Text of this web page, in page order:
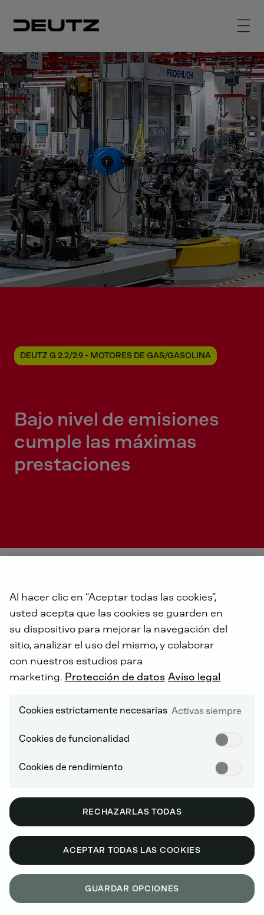
DEUTZ G 2.2/2.9 - MOTORES DE GAS/GASOLINA
Bajo nivel de emisiones
cumple las máximas
prestaciones
Los motores de gasolina gas
refrigerados
por aguade DEUTZcombinan elmáximo
rendimiento,respetopor elmedio
ambientey versatilidad. Basadosenla
exitosaserie 2.2/2.9, ofrecen un
rendimientoyunaeficiencia
extraordinariosparaaplicaciones
Al hacer clic en “Aceptar todas las cookies”,
usted acepta que las cookies se guarden en
su dispositivo para mejorar la navegación del
sitio, analizar el uso del mismo, y colaborar
con nuestros estudios para
marketing. Protección de datos Aviso legal
Cookies estrictamente necesarias Activas siempre
Cookies de funcionalidad
Cookies de rendimiento
RECHAZARLAS TODAS
ACEPTAR TODAS LAS COOKIES
GUARDAR OPCIONES